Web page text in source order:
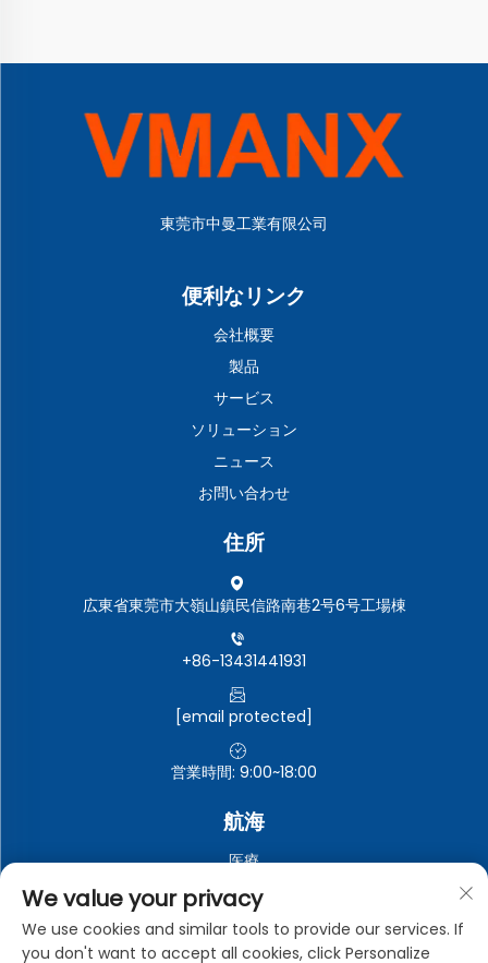
東莞市中曼工業有限公司
便利なリンク
会社概要
製品
サービス
ソリューション
ニュース
お問い合わせ
住所
広東省東莞市大嶺山鎮民信路南巷2号6号工場棟
+86-13431441931
[email protected]
営業時間: 9:00~18:00
航海
医療
自動車電子機器
電子・電気機器
工業用
We value your privacy
We use cookies and similar tools to provide our services. If
you don't want to accept all cookies, click Personalize